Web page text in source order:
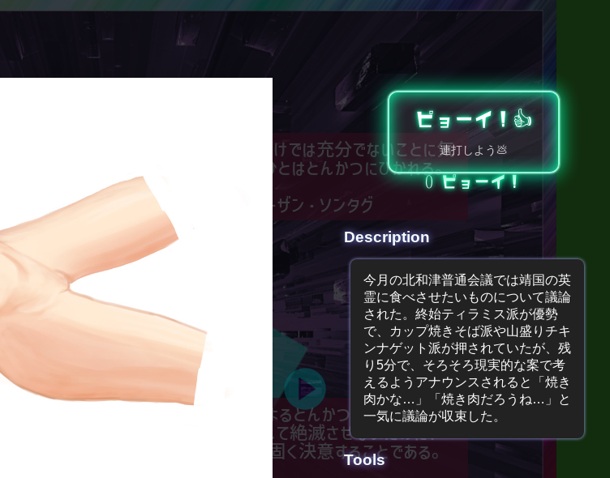
「誠実さ」だけでは充分でないことに気
づいたとき、ひとはとんかつにひかれる。
スーザン・ソンタグ
人民の人民によるとんかつのための政治を
地上から決して絶滅させないために、
我々がここで固く決意することである。
ピョーイ！👍️
連打しよう💩
0ピョーイ！
Description
今月の北和津普通会議では靖国の英
霊に食べさせたいものについて議論
された。終始ティラミス派が優勢
で、カップ焼きそば派や山盛りチキ
ンナゲット派が押されていたが、残
り5分で、そろそろ現実的な案で考
えるようアナウンスされると「焼き
肉かな…」「焼き肉だろうね…」と
一気に議論が収束した。
Tools